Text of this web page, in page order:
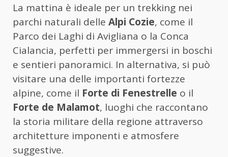
La mattina è ideale per un trekking nei
parchi naturali delle Alpi Cozie, come il
Parco dei Laghi di Avigliana o la Conca
Cialancia, perfetti per immergersi in boschi
e sentieri panoramici. In alternativa, si può
visitare una delle importanti fortezze
alpine, come il Forte di Fenestrelle o il
Forte de Malamot, luoghi che raccontano
la storia militare della regione attraverso
architetture imponenti e atmosfere
suggestive.